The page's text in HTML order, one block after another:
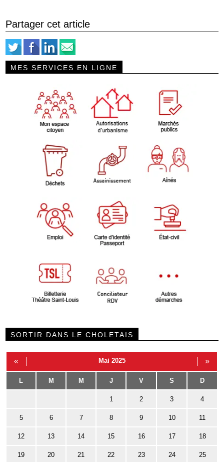
Partager cet article
MES SERVICES EN LIGNE
SORTIR DANS LE CHOLETAIS
« Mai 2025 »
L M M J V S D
1 2 3 4
5 6 7 8 9 10 11
12 13 14 15 16 17 18
19 20 21 22 23 24 25